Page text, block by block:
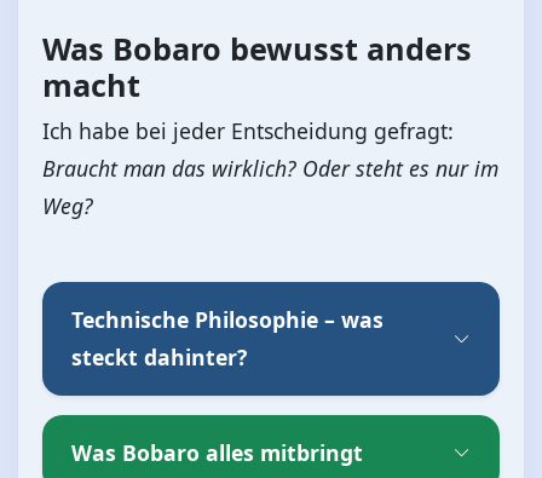
Was Bobaro bewusst anders
macht
Ich habe bei jeder Entscheidung gefragt:
Braucht man das wirklich? Oder steht es nur im
Weg?
Technische Philosophie – was
steckt dahinter?
Was Bobaro alles mitbringt